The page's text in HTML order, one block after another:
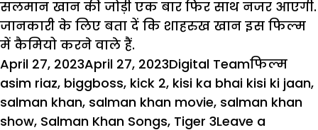
सलमान खान की जोड़ी एक बार फिर साथ नजर आएगी.
जानकारी के लिए बता दें कि शाहरुख खान इस फिल्म
में कैमियो करने वाले हैं.
Posted
on
April 27, 2023April 27, 2023Author
Digital Teamफिल्मTags
asim riaz, biggboss, kick 2, kisi ka bhai kisi ki jaan,
salman khan, salman khan movie, salman khan
show, Salman Khan Songs, Tiger 3Leave a